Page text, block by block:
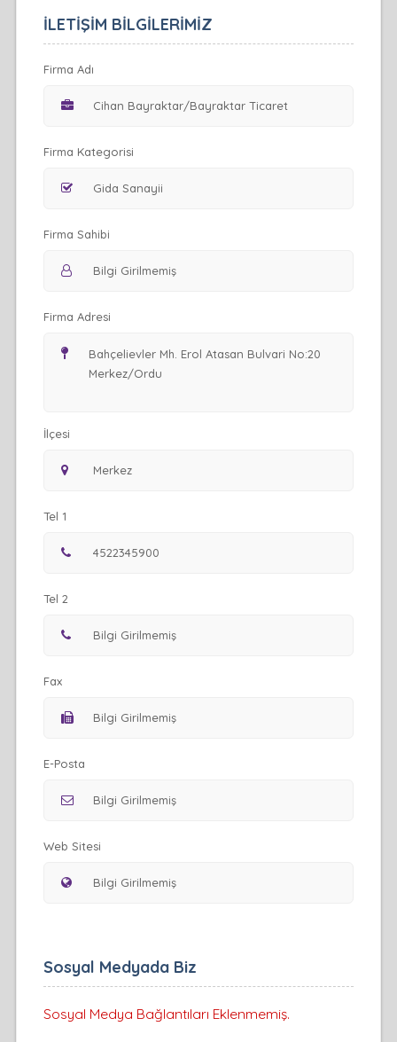
İLETİŞİM BİLGİLERİMİZ
Firma Adı
Firma Kategorisi
Firma Sahibi
Firma Adresi
İlçesi
Tel 1
Tel 2
Fax
E-Posta
Web Sitesi
Sosyal Medyada Biz
Sosyal Medya Bağlantıları Eklenmemiş.